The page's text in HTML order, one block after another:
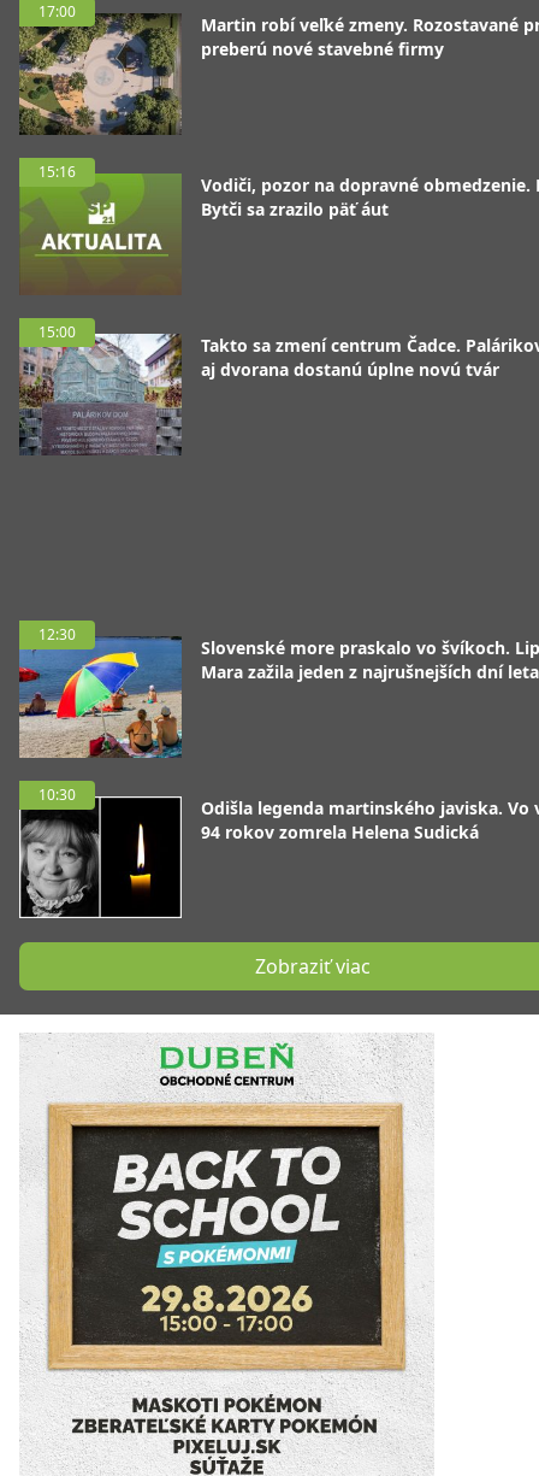
17:00
Martin robí veľké zmeny. Rozostavané
preberú nové stavebné firmy
15:16
Vodiči, pozor na dopravné obmedzenie.
Bytči sa zrazilo päť áut
15:00
Takto sa zmení centrum Čadce.
aj dvorana dostanú úplne novú tvár
12:30
Slovenské more praskalo vo švíkoch.
Mara zažila jeden z najrušnejších dní leta
10:30
Odišla legenda martinského javiska. Vo
94 rokov zomrela Helena Sudická
Zobraziť viac